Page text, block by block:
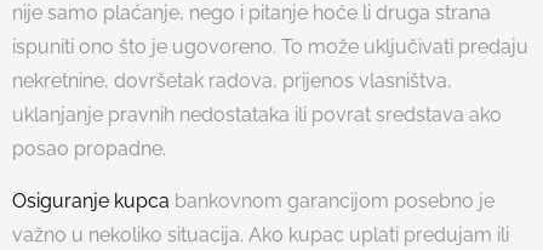
nije samo plaćanje, nego i pitanje hoće li druga strana
ispuniti ono što je ugovoreno. To može uključivati predaju
nekretnine, dovršetak radova, prijenos vlasništva,
uklanjanje pravnih nedostataka ili povrat sredstava ako
posao propadne.
Osiguranje kupca bankovnom garancijom posebno je
važno u nekoliko situacija. Ako kupac uplati predujam ili